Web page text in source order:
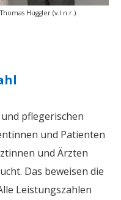
Huggler (v.l.n.r.).
pflegerischen
und Patienten
und Ärzten
Das beweisen die
Leistungszahlen